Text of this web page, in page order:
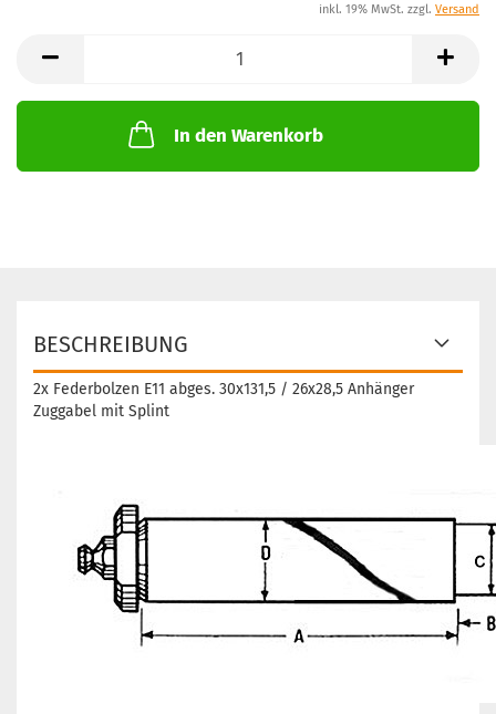
inkl. 19% MwSt. zzgl. Versand
In den Warenkorb
BESCHREIBUNG
2x Federbolzen E11 abges. 30x131,5 / 26x28,5 Anhänger
Zuggabel mit Splint